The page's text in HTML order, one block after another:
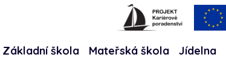
Základní škola Mateřská škola Jídelna